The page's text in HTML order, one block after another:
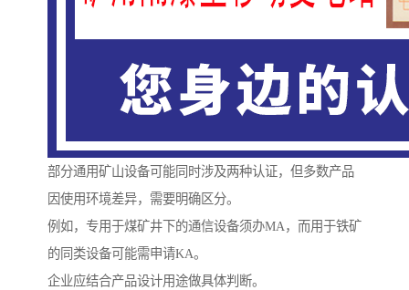
部分通用矿山设备可能同时涉及两种认证，但多数产品
因使用环境差异，需要明确区分。
例如，专用于煤矿井下的通信设备须办MA，而用于铁矿
的同类设备可能需申请KA。
企业应结合产品设计用途做具体判断。